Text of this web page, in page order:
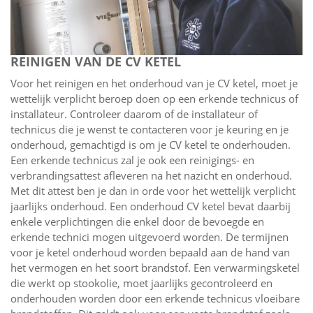
REINIGEN VAN DE CV KETEL
Voor het reinigen en het onderhoud van je CV ketel, moet je
wettelijk verplicht beroep doen op een erkende technicus of
installateur. Controleer daarom of de installateur of
technicus die je wenst te contacteren voor je keuring en je
onderhoud, gemachtigd is om je CV ketel te onderhouden.
Een erkende technicus zal je ook een reinigings- en
verbrandingsattest afleveren na het nazicht en onderhoud.
Met dit attest ben je dan in orde voor het wettelijk verplicht
jaarlijks onderhoud. Een onderhoud CV ketel bevat daarbij
enkele verplichtingen die enkel door de bevoegde en
erkende technici mogen uitgevoerd worden. De termijnen
voor je ketel onderhoud worden bepaald aan de hand van
het vermogen en het soort brandstof. Een verwarmingsketel
die werkt op stookolie, moet jaarlijks gecontroleerd en
onderhouden worden door een erkende technicus vloeibare